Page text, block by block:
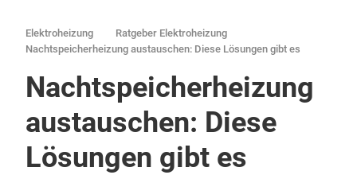
Elektroheizung
Ratgeber Elektroheizung
Nachtspeicherheizung austauschen: Diese Lösungen gibt es
Nachtspeicherheizung
austauschen: Diese
Lösungen gibt es